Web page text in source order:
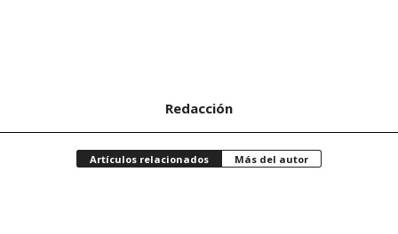
Redacción
Artículos relacionados Más del autor